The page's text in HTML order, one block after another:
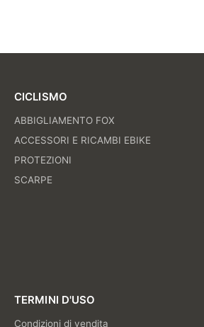
CICLISMO
ABBIGLIAMENTO FOX
ACCESSORI E RICAMBI EBIKE
PROTEZIONI
SCARPE
TERMINI D'USO
Condizioni di vendita